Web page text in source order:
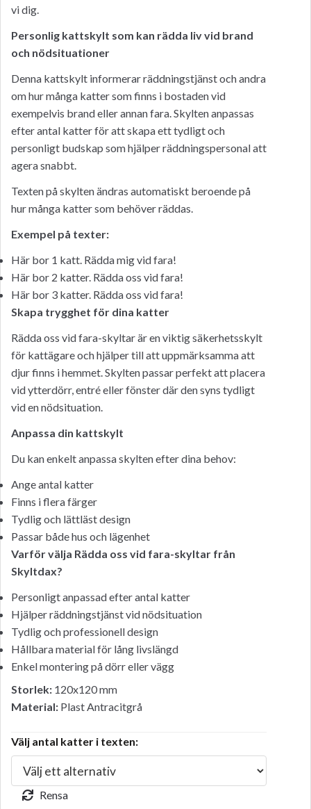
vi dig.
Personlig kattskylt som kan rädda liv vid brand
och nödsituationer
Denna kattskylt informerar räddningstjänst och andra
om hur många katter som finns i bostaden vid
exempelvis brand eller annan fara. Skylten anpassas
efter antal katter för att skapa ett tydligt och
personligt budskap som hjälper räddningspersonal att
agera snabbt.
Texten på skylten ändras automatiskt beroende på
hur många katter som behöver räddas.
Exempel på texter:
Här bor 1 katt. Rädda mig vid fara!
Här bor 2 katter. Rädda oss vid fara!
Här bor 3 katter. Rädda oss vid fara!
Skapa trygghet för dina katter
Rädda oss vid fara-skyltar är en viktig säkerhetsskylt
för kattägare och hjälper till att uppmärksamma att
djur finns i hemmet. Skylten passar perfekt att placera
vid ytterdörr, entré eller fönster där den syns tydligt
vid en nödsituation.
Anpassa din kattskylt
Du kan enkelt anpassa skylten efter dina behov:
Ange antal katter
Finns i flera färger
Tydlig och lättläst design
Passar både hus och lägenhet
Varför välja Rädda oss vid fara-skyltar från
Skyltdax?
Personligt anpassad efter antal katter
Hjälper räddningstjänst vid nödsituation
Tydlig och professionell design
Hållbara material för lång livslängd
Enkel montering på dörr eller vägg
Storlek: 120x120 mm
Material: Plast Antracitgrå
Välj antal katter i texten:
Rensa